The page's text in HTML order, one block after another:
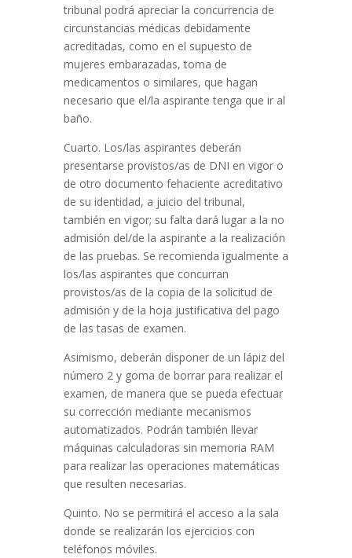
tribunal podrá apreciar la concurrencia de
circunstancias médicas debidamente
acreditadas, como en el supuesto de
mujeres embarazadas, toma de
medicamentos o similares, que hagan
necesario que el/la aspirante tenga que ir al
baño.
Cuarto. Los/las aspirantes deberán
presentarse provistos/as de DNI en vigor o
de otro documento fehaciente acreditativo
de su identidad, a juicio del tribunal,
también en vigor; su falta dará lugar a la no
admisión del/de la aspirante a la realización
de las pruebas. Se recomienda igualmente a
los/las aspirantes que concurran
provistos/as de la copia de la solicitud de
admisión y de la hoja justificativa del pago
de las tasas de examen.
Asimismo, deberán disponer de un lápiz del
número 2 y goma de borrar para realizar el
examen, de manera que se pueda efectuar
su corrección mediante mecanismos
automatizados. Podrán también llevar
máquinas calculadoras sin memoria RAM
para realizar las operaciones matemáticas
que resulten necesarias.
Quinto. No se permitirá el acceso a la sala
donde se realizarán los ejercicios con
teléfonos móviles.